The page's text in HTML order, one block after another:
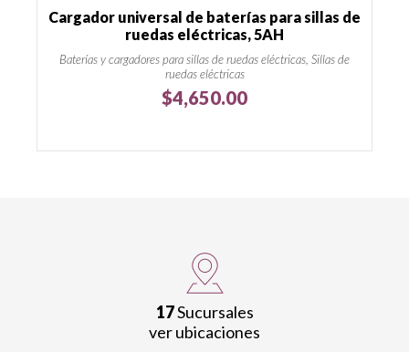
Cargador universal de baterías para sillas de
ruedas eléctricas, 5AH
Baterías y cargadores para sillas de ruedas eléctricas, Sillas de
ruedas eléctricas
$4,650.00
17Sucursales
ver ubicaciones